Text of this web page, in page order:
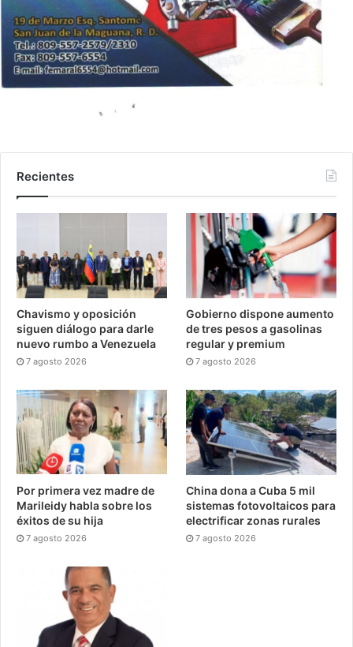
Recientes
Chavismo y oposición
siguen diálogo para darle
nuevo rumbo a Venezuela
7 agosto 2026
Gobierno dispone aumento
de tres pesos a gasolinas
regular y premium
7 agosto 2026
Por primera vez madre de
Marileidy habla sobre los
éxitos de su hija
7 agosto 2026
China dona a Cuba 5 mil
sistemas fotovoltaicos para
electrificar zonas rurales
7 agosto 2026